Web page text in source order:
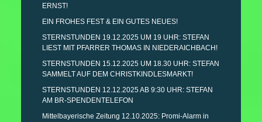
ERNST!
EIN FROHES FEST & EIN GUTES NEUES!
STERNSTUNDEN 19.12.2025 UM 19 UHR: STEFAN
LIEST MIT PFARRER THOMAS IN NIEDERAICHBACH!
STERNSTUNDEN 15.12.2025 UM 18.30 UHR: STEFAN
SAMMELT AUF DEM CHRISTKINDLESMARKT!
STERNSTUNDEN 12.12.2025 AB 9:30 UHR: STEFAN
AM BR-SPENDENTELEFON
Mittelbayerische Zeitung 12.10.2025: Promi-Alarm in